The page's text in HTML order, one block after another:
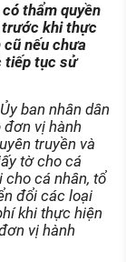
thẩm quyền
trước khi thực
cũ nếu chưa
tiếp tục sử
ban nhân dân
đơn vị hành
truyền và
tờ cho cá
cho cá nhân, tổ
đổi các loại
khi thực hiện
vị hành